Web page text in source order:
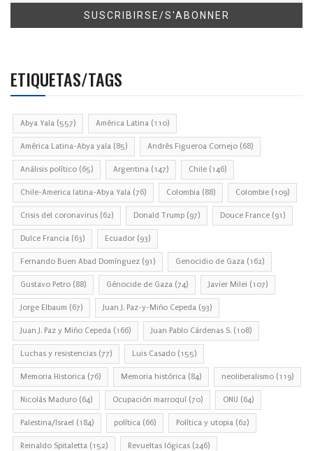
ETIQUETAS/TAGS
Abya Yala (557) América Latina (110)
América Latina-Abya yala (85) Andrés Figueroa Cornejo (68)
Análisis político (65) Argentina (147) Chile (146)
Chile-America latina-Abya Yala (76) Colombia (88) Colombie (109)
Crisis del coronavirus (62) Donald Trump (97) Douce France (91)
Dulce Francia (63) Ecuador (93)
Fernando Buen Abad Domínguez (91) Genocidio de Gaza (162)
Gustavo Petro (88) Génocide de Gaza (74) Javier Milei (107)
Jorge Elbaum (67) Juan J. Paz-y-Miño Cepeda (93)
Juan J. Paz y Miño Cepeda (166) Juan Pablo Cárdenas S. (108)
Luchas y resistencias (77) Luis Casado (155)
Memoria Historica (76) Memoria histórica (84) neoliberalismo (119)
Nicolás Maduro (64) Ocupación marroquí (70) ONU (64)
Palestina/Israel (184) política (66) Política y utopia (62)
Reinaldo Spitaletta (152) Revueltas lógicas (246)